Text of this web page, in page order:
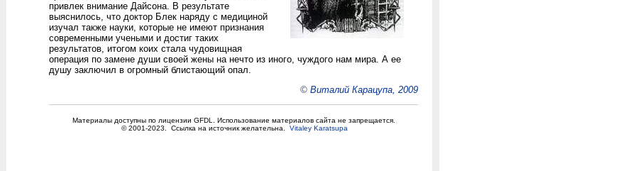
привлек внимание Дайсона. В результате
выяснилось, что доктор Блек наряду с медициной
изучал также науки, которые не имеют признания
современными учеными и достиг таких
результатов, итогом коих стала чудовищная
операция по замене души своей жены на нечто из иного, чуждого нам мира. А ее
душу заключил в огромный блистающий опал.
© Виталий Карацупа, 2009